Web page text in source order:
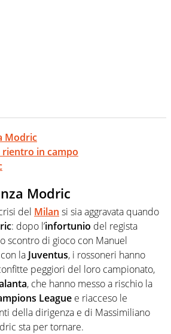
Modric
rientro in campo
Modric
del Milan si sia aggravata quando
: dopo l’infortunio del regista
scontro di gioco con Manuel
la Juventus, i rossoneri hanno
peggiori del loro campionato,
, che hanno messo a rischio la
League e riacceso le
della dirigenza e di Massimiliano
sta per tornare.